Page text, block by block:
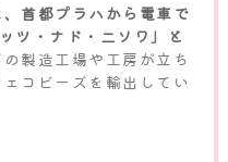
首都プラハから電車で
ツ・ナド・二ソワ」と
製造工場や工房が立ち
コビーズを輸出してい